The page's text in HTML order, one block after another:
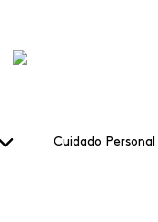
Cuidado Personal